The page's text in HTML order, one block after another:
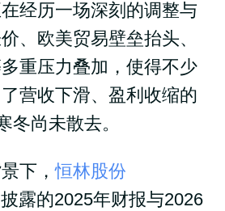
经历一场深刻的调整与
、欧美贸易壁垒抬头、
重压力叠加，使得不少
营收下滑、盈利收缩的
冬尚未散去。
下，恒林股份
披露的2025年财报与2026